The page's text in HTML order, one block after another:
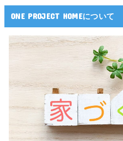
ONE PROJECT HOMEについて